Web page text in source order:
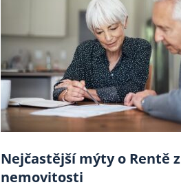
Nejčastější mýty o Rentě z
nemovitosti